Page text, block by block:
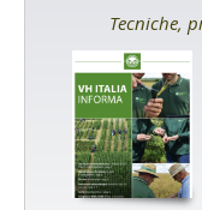
Tecniche,